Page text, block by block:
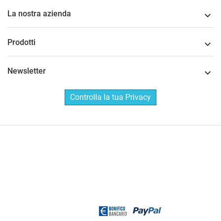
La nostra azienda 
Prodotti 
Newsletter 
Controlla la tua Privacy